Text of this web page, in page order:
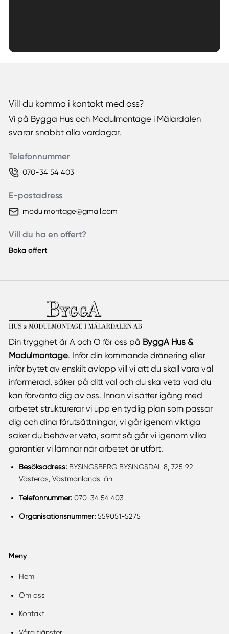
Vill du komma i kontakt med oss?
Vi på Bygga Hus och Modulmontage i Mälardalen
svarar snabbt alla vardagar.
Telefonnummer
070-34 54 403
E-postadress
modulmontage@gmail.com
Vill du ha en offert?
Boka offert
Din trygghet är A och O för oss på ByggA Hus &
Modulmontage. Inför din kommande dränering eller
inför bytet av enskilt avlopp vill vi att du skall vara väl
informerad, säker på ditt val och du ska veta vad du
kan förvänta dig av oss. Innan vi sätter igång med
arbetet strukturerar vi upp en tydlig plan som passar
dig och dina förutsättningar, vi går igenom viktiga
saker du behöver veta, samt så går vi igenom vilka
garantier vi lämnar när arbetet är utfört.
Besöksadress: BYSINGSBERG BYSINGSDAL 8, 725 92
Västerås, Västmanlands län
Telefonnummer: 070-34 54 403
Organisationsnummer:559051-5275
Meny
Hem
Om oss
Kontakt
Våra tjänster